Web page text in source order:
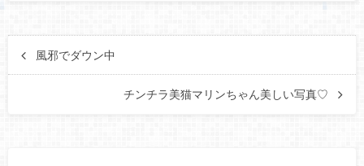
風邪でダウン中
チンチラ美猫マリンちゃん美しい写真♡